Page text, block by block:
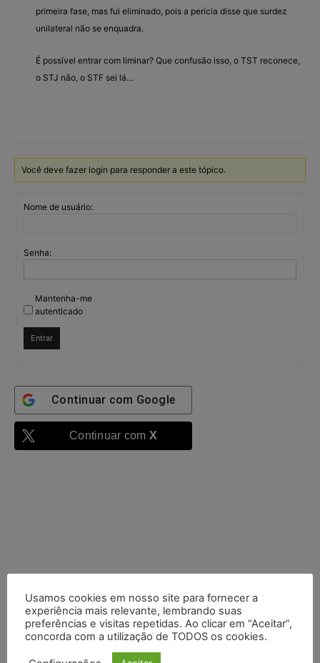
primeira fase, mas fui eliminado, pois a perícia disse que surdez
unilateral não se enquadra.
É possível entrar com liminar? Que confusão isso, o TST reconece,
o STJ não, o STF sei lá…
Você deve fazer login para responder a este tópico.
Nome de usuário:
Senha:
Mantenha-me
autenticado
Entrar
Continuar com Google
Continuar com X
Usamos cookies em nosso site para fornecer a
experiência mais relevante, lembrando suas
preferências e visitas repetidas. Ao clicar em “Aceitar”,
concorda com a utilização de TODOS os cookies.